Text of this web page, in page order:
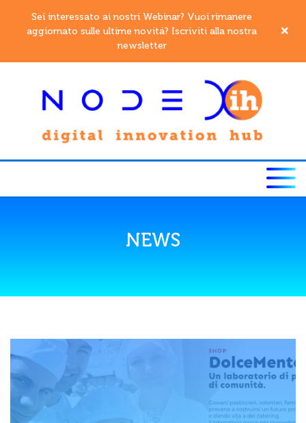
Sei interessato ai nostri Webinar? Vuoi rimanere
aggiornato sulle ultime novitá? Iscriviti alla nostra
newsletter
NEWS